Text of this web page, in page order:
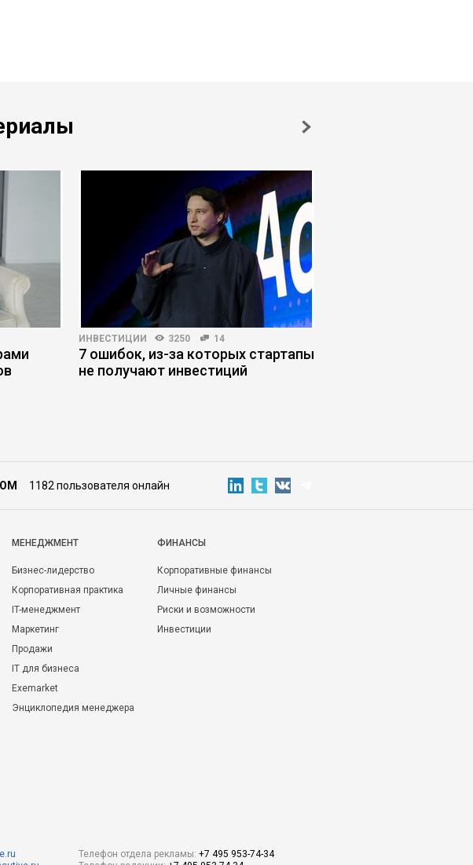
ИНВЕСТИЦИИ 3250 14
7 ошибок, из-за которых стартапы
не получают инвестиций
1182 пользователя онлайн
МЕНЕДЖМЕНТ
Бизнес-лидерство
Корпоративная практика
IT-менеджмент
Маркетинг
Продажи
IT для бизнеса
Exemarket
Энциклопедия менеджера
ФИНАНСЫ
Корпоративные финансы
Личные финансы
Риски и возможности
Инвестиции
Телефон отдела рекламы: +7 495 953-74-34